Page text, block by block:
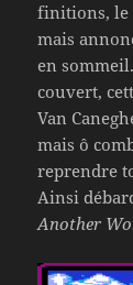
finitions, le
mais
en
couvert,
Van
mais ô
reprendre
Ainsi
Another